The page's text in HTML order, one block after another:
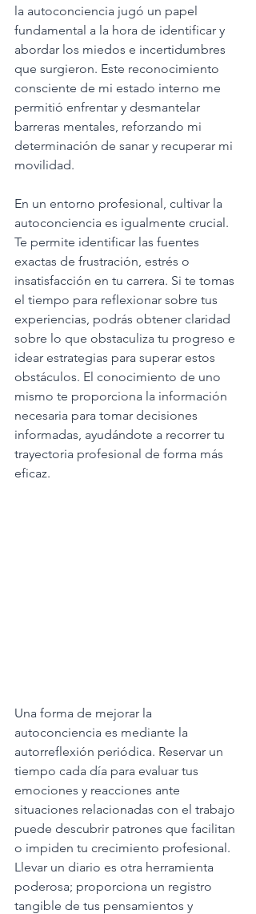
la autoconciencia jugó un papel
fundamental a la hora de identificar y
abordar los miedos e incertidumbres
que surgieron. Este reconocimiento
consciente de mi estado interno me
permitió enfrentar y desmantelar
barreras mentales, reforzando mi
determinación de sanar y recuperar mi
movilidad.
En un entorno profesional, cultivar la
autoconciencia es igualmente crucial.
Te permite identificar las fuentes
exactas de frustración, estrés o
insatisfacción en tu carrera. Si te tomas
el tiempo para reflexionar sobre tus
experiencias, podrás obtener claridad
sobre lo que obstaculiza tu progreso e
idear estrategias para superar estos
obstáculos. El conocimiento de uno
mismo te proporciona la información
necesaria para tomar decisiones
informadas, ayudándote a recorrer tu
trayectoria profesional de forma más
eficaz.
Una forma de mejorar la
autoconciencia es mediante la
autorreflexión periódica. Reservar un
tiempo cada día para evaluar tus
emociones y reacciones ante
situaciones relacionadas con el trabajo
puede descubrir patrones que facilitan
o impiden tu crecimiento profesional.
Llevar un diario es otra herramienta
poderosa; proporciona un registro
tangible de tus pensamientos y